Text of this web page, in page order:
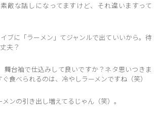
素敵な話しになってますけど、それ違いますって
ブに「ラーメン」てジャンルで出ていいから。待
夫？
舞台袖で仕込みして良いですか？ネタ思いつきま
食べられるのは、冷やしラーメンですね（笑）
メンの引き出し増えてるじゃん（笑）。